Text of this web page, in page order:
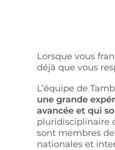
Lorsque vous
déjà que vous
L’équipe de
une grande
avancée et qui
pluridisciplinaire
sont membres
nationales et